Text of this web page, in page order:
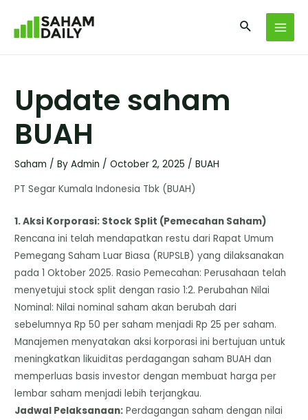
Update saham
BUAH
Saham / ByAdmin /October 2, 2025 /BUAH
PT Segar Kumala Indonesia Tbk (BUAH)
​1. Aksi Korporasi: Stock Split (Pemecahan Saham)
Rencana ini telah mendapatkan restu dari Rapat Umum
Pemegang Saham Luar Biasa (RUPSLB) yang dilaksanakan
pada 1 Oktober 2025. ​Rasio Pemecahan: Perusahaan telah
menyetujui stock split dengan rasio 1:2. Perubahan Nilai
Nominal: Nilai nominal saham akan berubah dari
sebelumnya Rp 50 per saham menjadi Rp 25 per saham.
Manajemen menyatakan aksi korporasi ini bertujuan untuk
meningkatkan likuiditas perdagangan saham BUAH dan
memperluas basis investor dengan membuat harga per
lembar saham menjadi lebih terjangkau.
​Jadwal Pelaksanaan: Perdagangan saham dengan nilai